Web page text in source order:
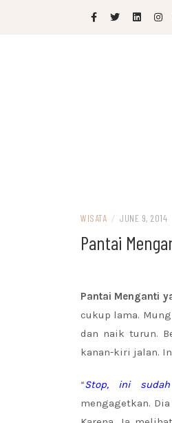
WISATA / JUNE 9, 2014
Pantai
Pantai Menganti
cukup lama.
dan naik turun.
kanan-kiri jalan.
“Stop, ini sudah
mengagetkan.